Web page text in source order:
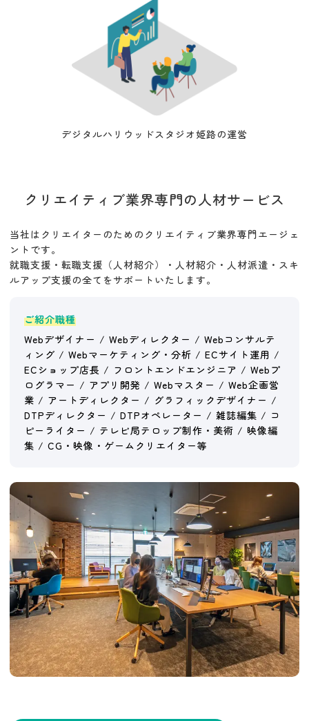
デジタルハリウッドスタジオ姫路の運営
クリエイティブ業界専門の人材サービス
当社はクリエイターのためのクリエイティブ業界専門エージェ
ントです。
就職支援・転職支援（人材紹介）・人材紹介・人材派遣・スキ
ルアップ支援の全てをサポートいたします。
ご紹介職種
Webデザイナー / Webディレクター / Webコンサルテ
ィング / Webマーケティング・分析 / ECサイト運用 /
ECショップ店長 / フロントエンドエンジニア / Webプ
ログラマー / アプリ開発 / Webマスター / Web企画営
業 / アートディレクター / グラフィックデザイナー /
DTPディレクター / DTPオペレーター / 雑誌編集 / コ
ピーライター / テレビ局テロップ制作・美術 / 映像編
集 / CG・映像・ゲームクリエイター等